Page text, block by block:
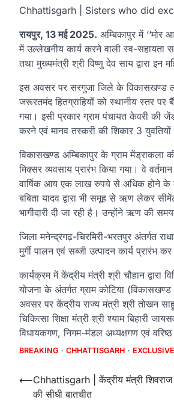
Chhattisgarh | Sisters who did
रायपुर, 13 मई 2025. अम्बिकापुर में ‘‘मोर
में उल्लेखनीय कार्य करने वाली स्व-सहायता
तथा मुख्यमंत्री श्री विष्णु देव साय द्वारा इन
इस अवसर पर सरगुजा जिले के विकासखण्ड
जरूरतमंद हितग्राहियों को स्थानीय स्तर
गया। इसी प्रकार ग्राम पंचायत केवरी की
करने एवं मानव तस्करी की शिकार 3 युवतियों
विकासखण्ड अम्बिकापुर के ग्राम मेंड्राकला
मिक्सर व्यवसाय प्रारंभ किया गया। वे
वार्षिक आय एक लाख रुपये से अधिक होने के
बबिता यादव द्वारा भी समूह से ऋण लेकर
भागीदारी दी जा रही है। उन्होंने ऋण की
जिला मनेन्द्रगढ़-चिरमिरी-भरतपुर अंतर्गत
मुर्गी पालन एवं सब्जी उत्पादन कार्य
कार्यक्रम में केंद्रीय मंत्री श्री चौहान द्वारा
योजना के अंतर्गत ग्राम कोटिया
अवसर पर केंद्रीय राज्य मंत्री श्री तोखन
चिकित्सा शिक्षा मंत्री श्री श्याम बिहारी
विधायकगण, निगम-मंडल अध्यक्षगण एवं
BREAKING CHHATTISGARH EXCLUSIVE
Post
navigation
⟵Chhattisgarh | केंद्रीय मंत्री शिवराज
की सीधी बातचीत